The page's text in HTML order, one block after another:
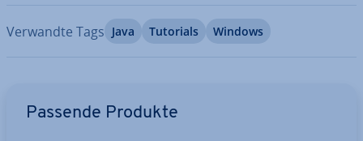
Verwandte Tags Java Tutorials Windows
Passende Produkte